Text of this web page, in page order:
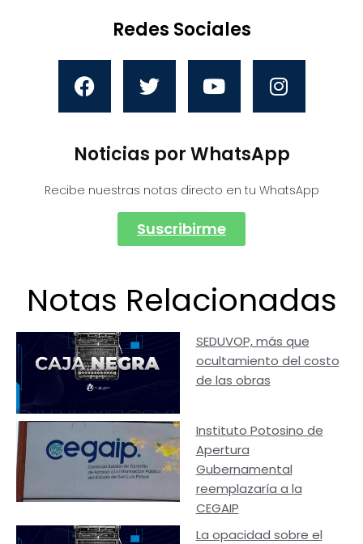
Redes Sociales
Noticias por WhatsApp
Recibe nuestras notas directo en tu WhatsApp
Suscribirme
Notas Relacionadas
SEDUVOP, más que
ocultamiento del costo
de las obras
Instituto Potosino de
Apertura
Gubernamental
reemplazaría a la
CEGAIP
La opacidad sobre el